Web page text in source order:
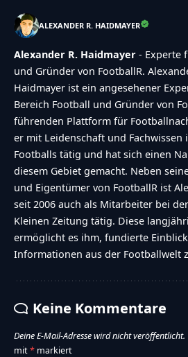
ALEXANDER R. HAIDMAYER
Alexander R. Haidmayer - Experte
und Gründer von FootballR.
Haidmayer ist ein angesehener
Bereich Football und Gründer von
führenden Plattform für
er mit Leidenschaft und Fachwissen
Footballs tätig und hat sich einen
diesem Gebiet gemacht. Neben
und Eigentümer von FootballR ist
seit 2006 auch als Mitarbeiter bei
Kleinen Zeitung tätig. Diese
ermöglicht es ihm, fundierte
Informationen aus der Footballwelt
Keine Kommentare
Deine E-Mail-Adresse wird nicht veröffentlicht.
mit* markiert